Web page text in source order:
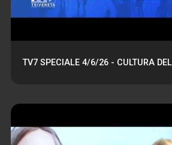
TV7 SPECIALE 4/6/26 - CULTURA